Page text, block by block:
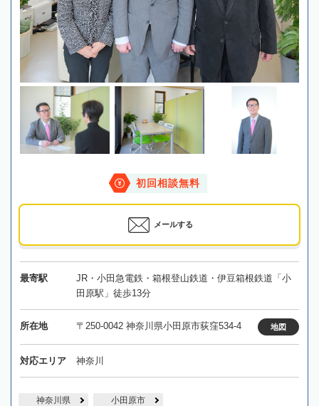
初回相談無料
メールする
最寄駅
JR・小田急電鉄・箱根登山鉄道・伊豆箱根鉄道「小
田原駅」徒歩13分
所在地 〒250-0042 神奈川県小田原市荻窪534-4 地図
対応エリア 神奈川
神奈川県 小田原市